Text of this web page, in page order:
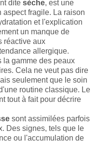
dite sèche, est une
fragile. La raison
et l'explication
un manque de
réactive aux
allergique.
la gamme des peaux
Cela ne veut pas dire
seulement que le soin
routine classique. Le
tout à fait pour décrire
sont assimilées parfois
Des signes, tels que le
ou l'accumulation de